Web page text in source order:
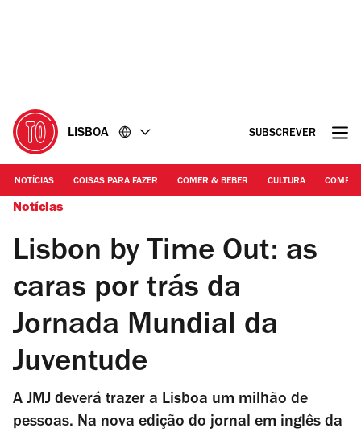
LISBOA SUBSCREVER
NOTÍCIAS COISAS PARA FAZER COMER & BEBER CULTURA
Notícias
Lisbon by Time Out: as
caras por trás da
Jornada Mundial da
Juventude
A JMJ deverá trazer a Lisboa um milhão de
pessoas. Na nova edição do jornal em inglês da